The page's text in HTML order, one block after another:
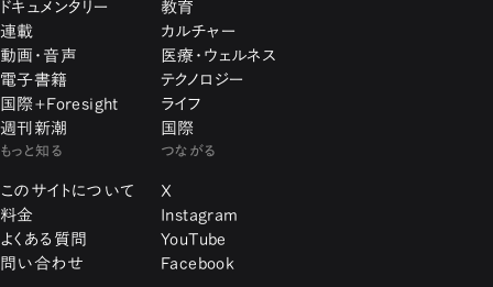
ドキュメンタリー
連載
動画・音声
電子書籍
国際+Foresight
週刊新潮
教育
カルチャー
医療・ウェルネス
テクノロジー
ライフ
国際
もっと知る
このサイトについて
料金
よくある質問
問い合わせ
つながる
X
Instagram
YouTube
Facebook